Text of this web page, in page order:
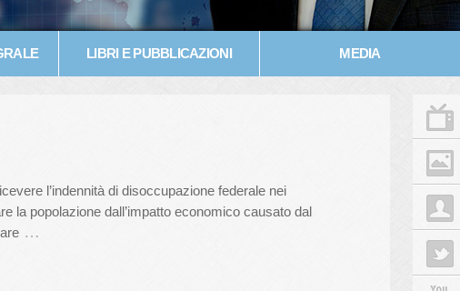
LIBRI E PUBBLICAZIONI MEDIA
l’indennità di disoccupazione federale nei
la popolazione dall’impatto economico causato dal
…